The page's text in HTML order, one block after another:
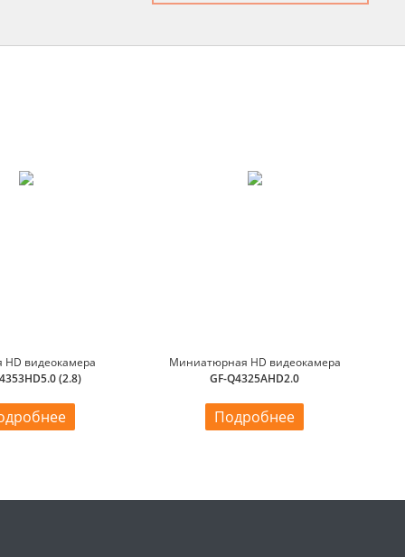
HD видеокамера
(2.8)
Миниатюрная HD видеокамера
GF-Q4325AHD2.0
Подробнее